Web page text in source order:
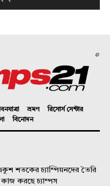
©
ভ্রমণ
রিসোর্স সেন্টার
বিনোদন
শতকের চ্যাম্পিয়নদের তৈরি
করছে চ্যাম্পস